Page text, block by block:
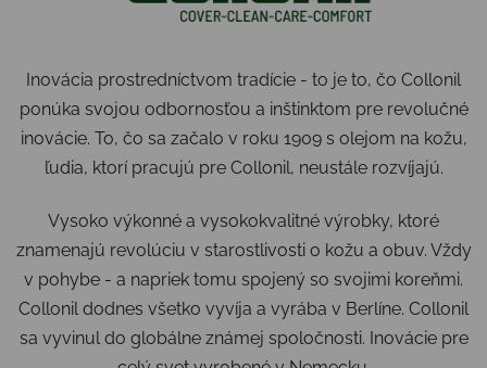
Inovácia prostredníctvom tradície - to je to, čo Collonil
ponúka svojou odbornosťou a inštinktom pre revolučné
inovácie. To, čo sa začalo v roku 1909 s olejom na kožu,
ľudia, ktorí pracujú pre Collonil, neustále rozvíjajú.
Vysoko výkonné a vysokokvalitné výrobky, ktoré
znamenajú revolúciu v starostlivosti o kožu a obuv. Vždy
v pohybe - a napriek tomu spojený so svojimi koreňmi.
Collonil dodnes všetko vyvíja a vyrába v Berlíne. Collonil
sa vyvinul do globálne známej spoločnosti. Inovácie pre